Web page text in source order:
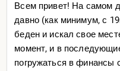
Всем привет! На самом
давно (как минимум, с
беден и искал свое
момент, и в
погружаться в финансы